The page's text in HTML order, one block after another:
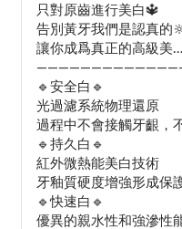
只對原齒進行美白🔱
告別黃牙我們是認真的
讓你成爲真正的高級美
🔹安全白🔹
光過濾系統物理還原
過程中不會接觸牙齦，
🔹持久白🔹
紅外微熱能美白技術
牙釉質硬度增強形成保
🔹快速白🔹
優異的親水性和強滲性